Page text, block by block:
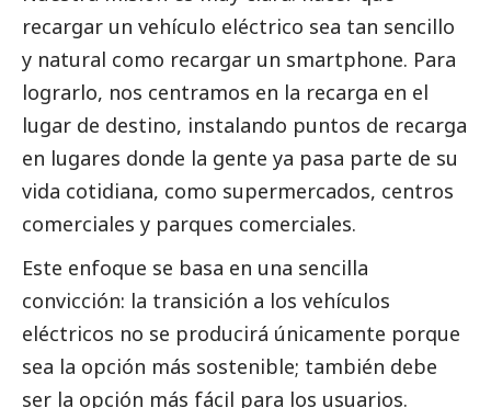
recargar un vehículo eléctrico sea tan sencillo
y natural como recargar un smartphone. Para
lograrlo, nos centramos en la recarga en el
lugar de destino, instalando puntos de recarga
en lugares donde la gente ya pasa parte de su
vida cotidiana, como supermercados, centros
comerciales y parques comerciales.
Este enfoque se basa en una sencilla
convicción: la transición a los vehículos
eléctricos no se producirá únicamente porque
sea la opción más sostenible; también debe
ser la opción más fácil para los usuarios.